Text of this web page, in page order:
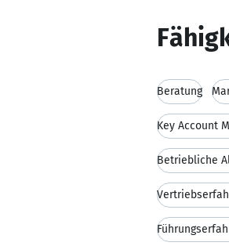
Beratung
Key Account
Betriebliche